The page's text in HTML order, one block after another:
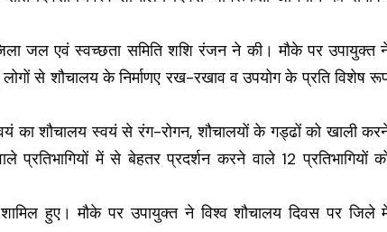
जल एवं स्वच्छता समिति शशि रंजन ने की। मौके पर उपायुक्त
से शौचालय के निर्माणए रख-रखाव व उपयोग के प्रति विशेष
का शौचालय स्वयं से रंग-रोगन, शौचालयों के गड्ढों को खाली
में से बेहतर प्रदर्शन करने वाले 12 प्रतिभागियों
शामिल हुए। मौके पर उपायुक्त ने विश्व शौचालय दिवस पर जिले